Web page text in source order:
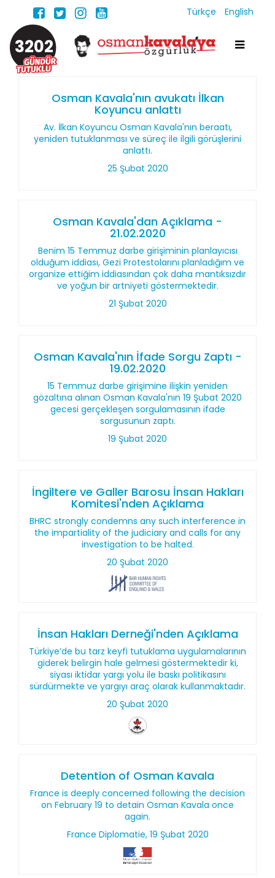
Türkçe English
3202
Osman Kavala'nın avukatı İlkan
Koyuncu anlattı
Av. İlkan Koyuncu Osman Kavala'nın beraatı,
yeniden tutuklanması ve süreç ile ilgili görüşlerini
anlattı.
25 Şubat 2020
Osman Kavala'dan Açıklama -
21.02.2020
Benim 15 Temmuz darbe girişiminin planlayıcısı
olduğum iddiası, Gezi Protestolarını planladığım ve
organize ettiğim iddiasından çok daha mantıksızdır
ve yoğun bir artniyeti göstermektedir.
21 Şubat 2020
Osman Kavala'nın İfade Sorgu Zaptı -
19.02.2020
15 Temmuz darbe girişimine ilişkin yeniden
gözaltına alınan Osman Kavala'nın 19 Şubat 2020
gecesi gerçekleşen sorgulamasının ifade
sorgusunun zaptı.
19 Şubat 2020
İngiltere ve Galler Barosu İnsan Hakları
Komitesi'nden Açıklama
BHRC strongly condemns any such interference in
the impartiality of the judiciary and calls for any
investigation to be halted.
20 Şubat 2020
İnsan Hakları Derneği'nden Açıklama
Türkiye’de bu tarz keyfi tutuklama uygulamalarının
giderek belirgin hale gelmesi göstermektedir ki,
siyası iktidar yargı yolu ile baskı politikasını
sürdürmekte ve yargıyı araç olarak kullanmaktadır.
20 Şubat 2020
Detention of Osman Kavala
France is deeply concerned following the decision
on February 19 to detain Osman Kavala once
again.
France Diplomatie, 19 Şubat 2020